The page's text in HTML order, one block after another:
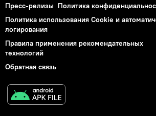
Пресс-релизы Политика
Политика использования Cookie и
логирования
Правила применения рекомендательных
технологий
Обратная связь